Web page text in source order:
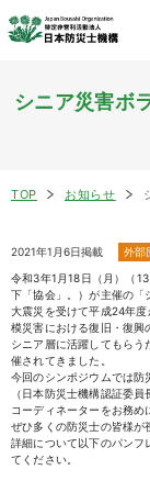
シニア災害ボ
TOP お知らせ
2021年1月6日掲載
外部
令和3年1月18日（月）（
下「協会」。）が主催の「
大震災を受けて平成24年
模災害における復旧・復興
シニア層に活躍してもら
催されてきました。
今回のシンポジウムでは防
（日本防災士機構認証委
コーディネーターをお務め
ぜひ多くの防災士の皆様が
詳細について以下のパンフ
てください。